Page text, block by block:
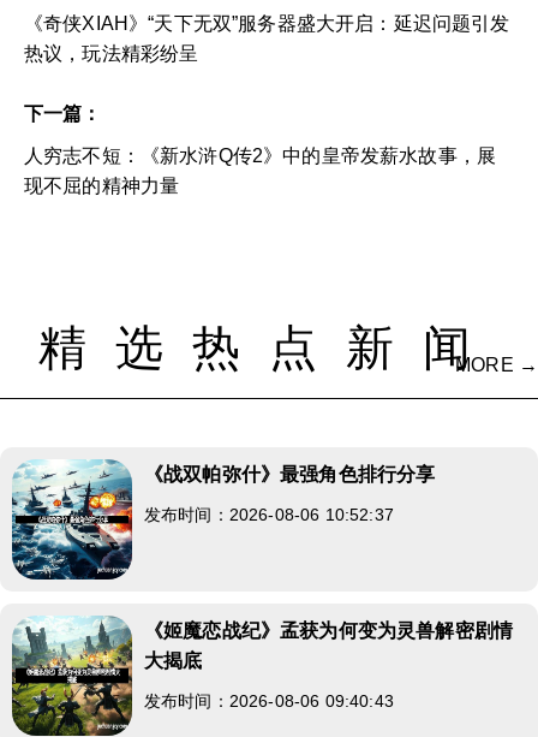
《奇侠XIAH》“天下无双”服务器盛大开启：延迟问题引发
热议，玩法精彩纷呈
下一篇：
人穷志不短：《新水浒Q传2》中的皇帝发薪水故事，展
现不屈的精神力量
精选热点新闻
MORE →
《战双帕弥什》最强角色排行分享
发布时间：2026-08-06 10:52:37
《姬魔恋战纪》孟获为何变为灵兽解密剧情
大揭底
发布时间：2026-08-06 09:40:43